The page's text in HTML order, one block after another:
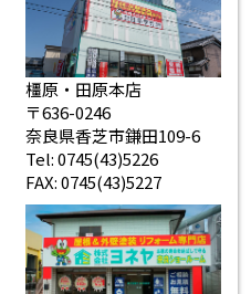
橿原・田原本店
〒636-0246
奈良県香芝市鎌田109-6
Tel: 0745(43)5226
FAX: 0745(43)5227